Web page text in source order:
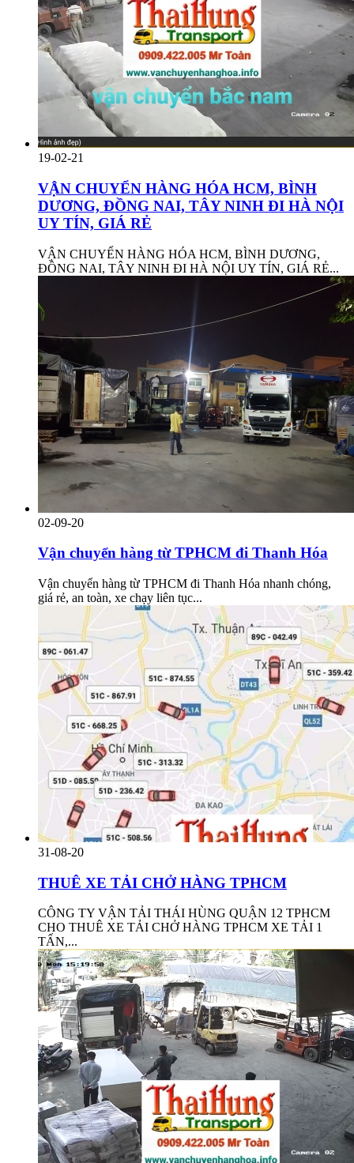
19-02-21
VẬN CHUYỂN HÀNG HÓA HCM, BÌNH
DƯƠNG, ĐỒNG NAI, TÂY NINH ĐI HÀ NỘI
UY TÍN, GIÁ RẺ
VẬN CHUYỂN HÀNG HÓA HCM, BÌNH DƯƠNG,
ĐỒNG NAI, TÂY NINH ĐI HÀ NỘI UY TÍN, GIÁ RẺ...
02-09-20
Vận chuyển hàng từ TPHCM đi Thanh Hóa
Vận chuyển hàng từ TPHCM đi Thanh Hóa nhanh chóng,
giá rẻ, an toàn, xe chạy liên tục...
31-08-20
THUÊ XE TẢI CHỞ HÀNG TPHCM
CÔNG TY VẬN TẢI THÁI HÙNG QUẬN 12 TPHCM
CHO THUÊ XE TẢI CHỞ HÀNG TPHCM XE TẢI 1
TẤN,...